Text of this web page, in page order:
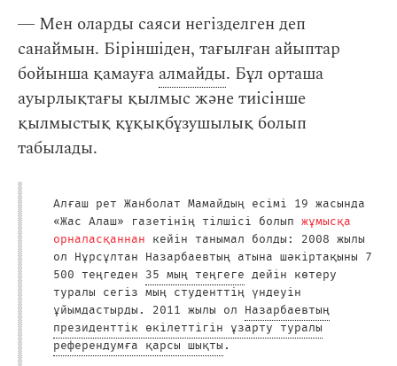
― Мен оларды саяси негізделген деп
санаймын. Біріншіден, тағылған айыптар
бойынша қамауға алмайды. Бұл орташа
ауырлықтағы қылмыс және тиісінше
қылмыстық құқықбұзушылық болып
табылады.
Алғаш рет Жанболат Мамайдың есімі 19 жасында
«Жас Алаш» газетінің тілшісі болып жұмысқа
орналасқаннан кейін танымал болды: 2008 жылы
ол Нұрсұлтан Назарбаевтың атына шәкіртақыны 7
500 теңгеден 35 мың теңгеге дейін көтеру
туралы сегіз мың студенттің үндеуін
ұйымдастырды. 2011 жылы ол Назарбаевтың
президенттік өкілеттігін ұзарту туралы
референдумға қарсы шықты.